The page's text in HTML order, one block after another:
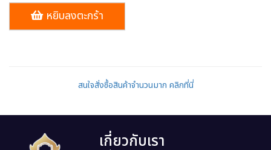
หยิบลงตะกร้า
สนใจสั่งซื้อสินค้าจำนวนมาก คลิกที่นี่
เกี่ยวกับเรา